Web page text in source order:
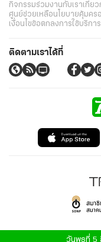
กิจกรรมร่วมงานกับเราเกี่ย
ศูนย์ช่วยเหลือนโยบายคุ้มคร
เงื่อนไขข้อตกลงการใช้บริการ
ติดตามเราได้ที่
วันพุธที่ 5